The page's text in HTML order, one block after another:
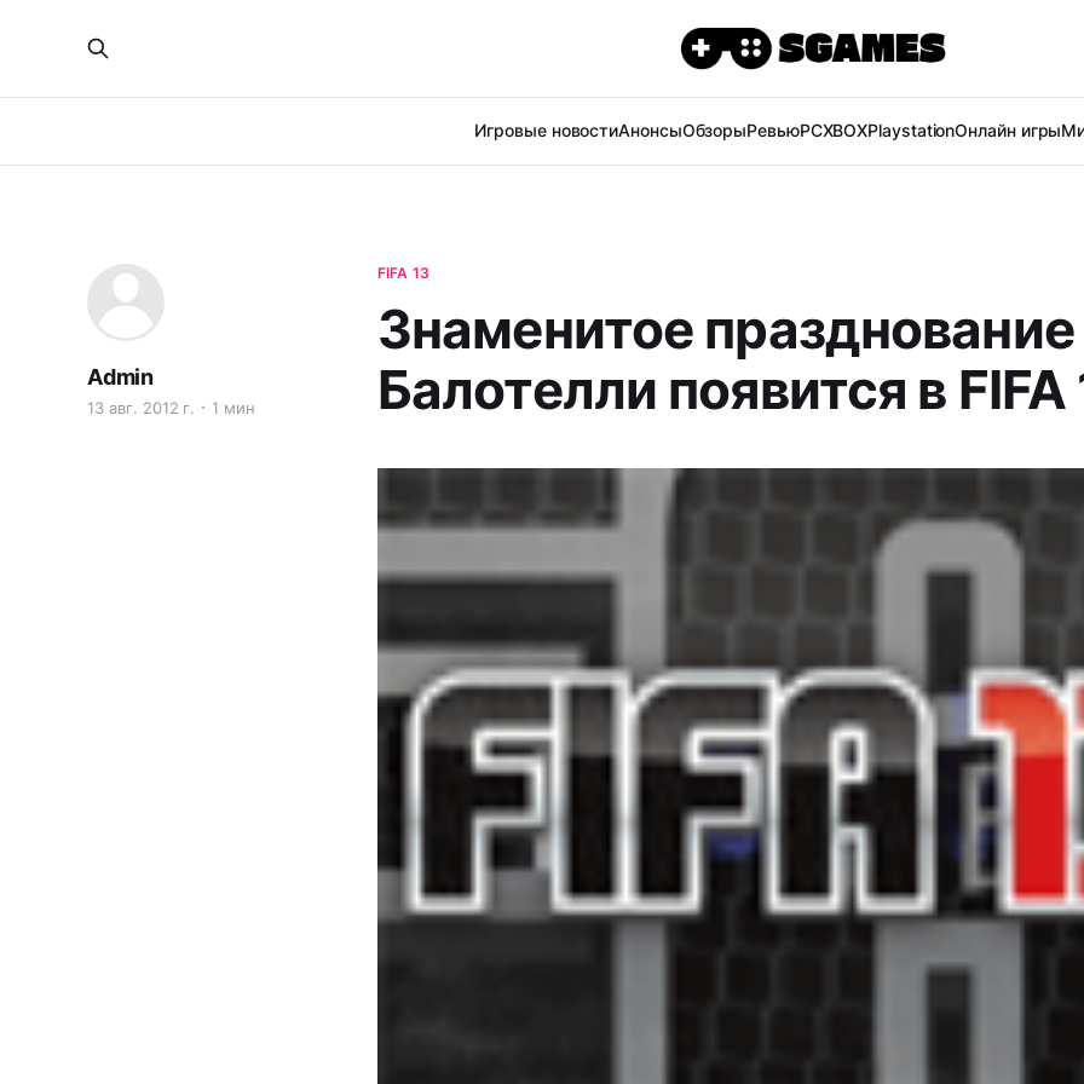
Игровые новостиАнонсыОбзорыРевьюPCXBOXPlaystationОнлайн игры
FIFA 13
Знаменитое празднование
Балотелли появится в FIFA
Admin
13 авг. 2012 г. 1 мин